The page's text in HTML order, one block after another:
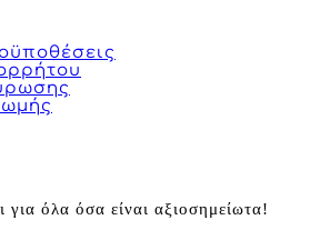
για όλα όσα είναι αξιοσημείωτα!